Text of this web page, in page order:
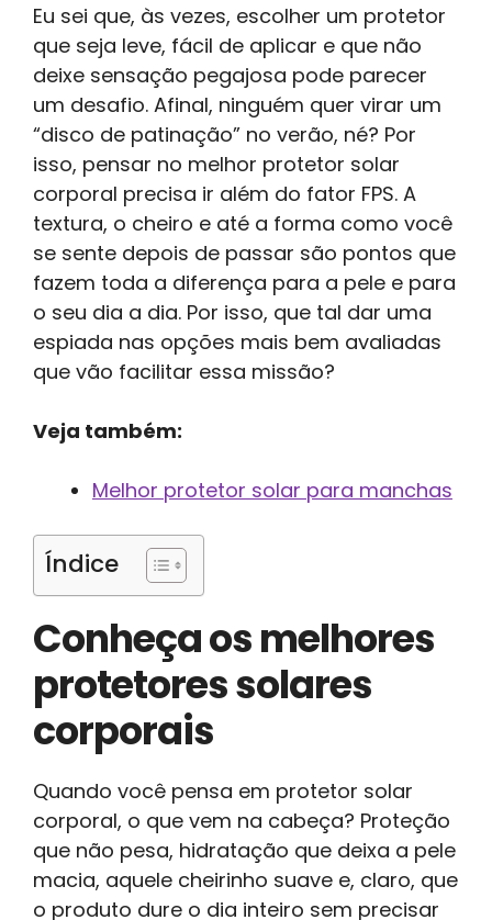
Eu sei que, às vezes, escolher um protetor
que seja leve, fácil de aplicar e que não
deixe sensação pegajosa pode parecer
um desafio. Afinal, ninguém quer virar um
“disco de patinação” no verão, né? Por
isso, pensar no melhor protetor solar
corporal precisa ir além do fator FPS. A
textura, o cheiro e até a forma como você
se sente depois de passar são pontos que
fazem toda a diferença para a pele e para
o seu dia a dia. Por isso, que tal dar uma
espiada nas opções mais bem avaliadas
que vão facilitar essa missão?
Veja também:
Melhor protetor solar para manchas
Índice
Conheça os melhores
protetores solares
corporais
Quando você pensa em protetor solar
corporal, o que vem na cabeça? Proteção
que não pesa, hidratação que deixa a pele
macia, aquele cheirinho suave e, claro, que
o produto dure o dia inteiro sem precisar